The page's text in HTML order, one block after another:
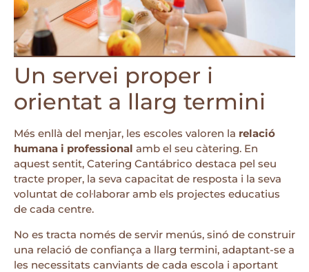
Un servei proper i
orientat a llarg termini
Més enllà del menjar, les escoles valoren la relació
humana i professional amb el seu càtering. En
aquest sentit, Catering Cantábrico destaca pel seu
tracte proper, la seva capacitat de resposta i la seva
voluntat de col·laborar amb els projectes educatius
de cada centre.
No es tracta només de servir menús, sinó de construir
una relació de confiança a llarg termini, adaptant-se a
les necessitats canviants de cada escola i aportant